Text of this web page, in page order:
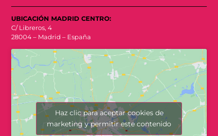
UBICACIÓN MADRID CENTRO:
C/ Libreros, 4
28004 – Madrid – España
Haz clic para aceptar cookies de
marketing y permitir este contenido